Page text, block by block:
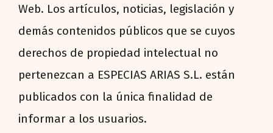
Web. Los artículos, noticias, legislación y
demás contenidos públicos que se cuyos
derechos de propiedad intelectual no
pertenezcan a ESPECIAS ARIAS S.L. están
publicados con la única finalidad de
informar a los usuarios.